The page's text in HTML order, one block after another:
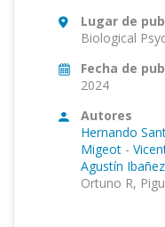
Lugar de
Biological
Fecha de
2024
Autores
Hernando
Migeot -
Agustín Ibañez
Ortuno R,